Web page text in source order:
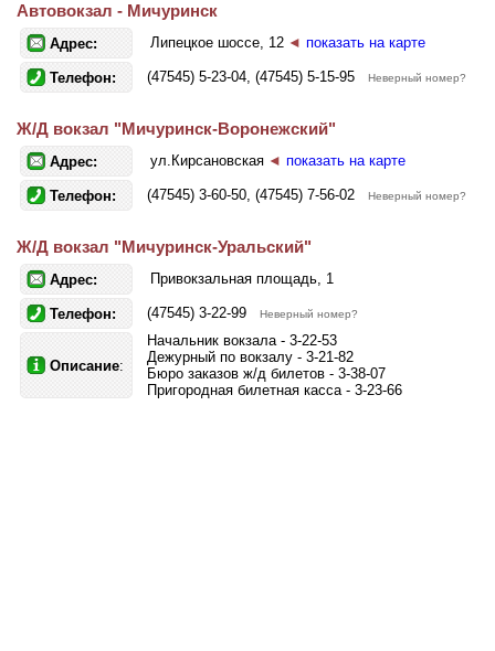
Автовокзал - Мичуринск
Адрес: Липецкое шоссе, 12 ◄ показать на карте
Телефон: (47545) 5-23-04, (47545) 5-15-95 Неверный номер?
Ж/Д вокзал "Мичуринск-Воронежский"
Адрес: ул.Кирсановская ◄ показать на карте
Телефон: (47545) 3-60-50, (47545) 7-56-02 Неверный номер?
Ж/Д вокзал "Мичуринск-Уральский"
Адрес: Привокзальная площадь, 1
Телефон: (47545) 3-22-99 Неверный номер?
Описание:
Начальник вокзала - 3-22-53
Дежурный по вокзалу - 3-21-82
Бюро заказов ж/д билетов - 3-38-07
Пригородная билетная касса - 3-23-66